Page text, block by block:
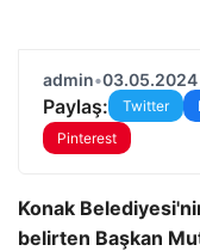
admin•03.05.2024
Paylaş: Twitter
Pinterest
Konak
belirten Başkan